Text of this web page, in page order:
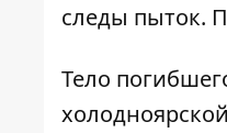
следы пыток.
Тело